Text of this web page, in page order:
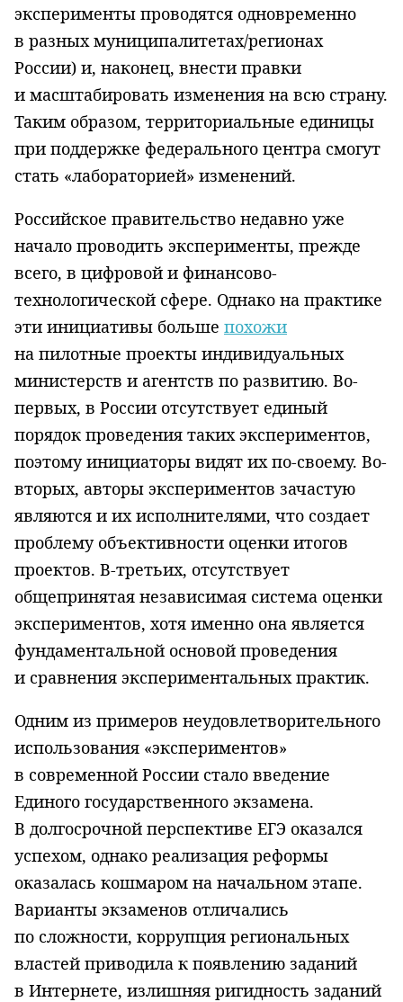
эксперименты проводятся одновременно
в разных муниципалитетах/регионах
России) и, наконец, внести правки
и масштабировать изменения на всю страну.
Таким образом, территориальные единицы
при поддержке федерального центра смогут
стать «лабораторией» изменений.
Российское правительство недавно уже
начало проводить эксперименты, прежде
всего, в цифровой и финансово-
технологической сфере. Однако на практике
эти инициативы больше похожи
на пилотные проекты индивидуальных
министерств и агентств по развитию. Во-
первых, в России отсутствует единый
порядок проведения таких экспериментов,
поэтому инициаторы видят их по-своему. Во-
вторых, авторы экспериментов зачастую
являются и их исполнителями, что создает
проблему объективности оценки итогов
проектов. В-третьих, отсутствует
общепринятая независимая система оценки
экспериментов, хотя именно она является
фундаментальной основой проведения
и сравнения экспериментальных практик.
Одним из примеров неудовлетворительного
использования «экспериментов»
в современной России стало введение
Единого государственного экзамена.
В долгосрочной перспективе ЕГЭ оказался
успехом, однако реализация реформы
оказалась кошмаром на начальном этапе.
Варианты экзаменов отличались
по сложности, коррупция региональных
властей приводила к появлению заданий
в Интернете, излишняя ригидность заданий